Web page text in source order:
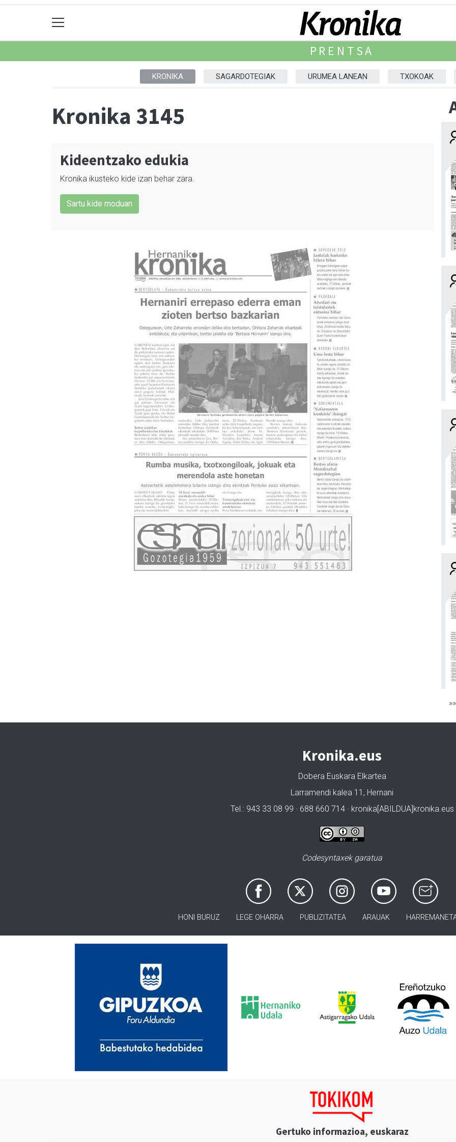
PRENTSA
KRONIKA SAGARDOTEGIAK URUMEA LANEAN TXOKOAK
Kronika 3145
Kideentzako edukia
Kronika ikusteko kide izan behar zara.
Sartu kide moduan
»»
Kronika.eus
Dobera Euskara Elkartea
Larramendi kalea 11, Hernani
Tel.: 943 33 08 99 · 688 660 714 · kronika[ABILDUA]kronika.eus
Codesyntaxek garatua
HONI BURUZ LEGE OHARRA PUBLIZITATEA ARAUAK
Gertuko informazioa, euskaraz